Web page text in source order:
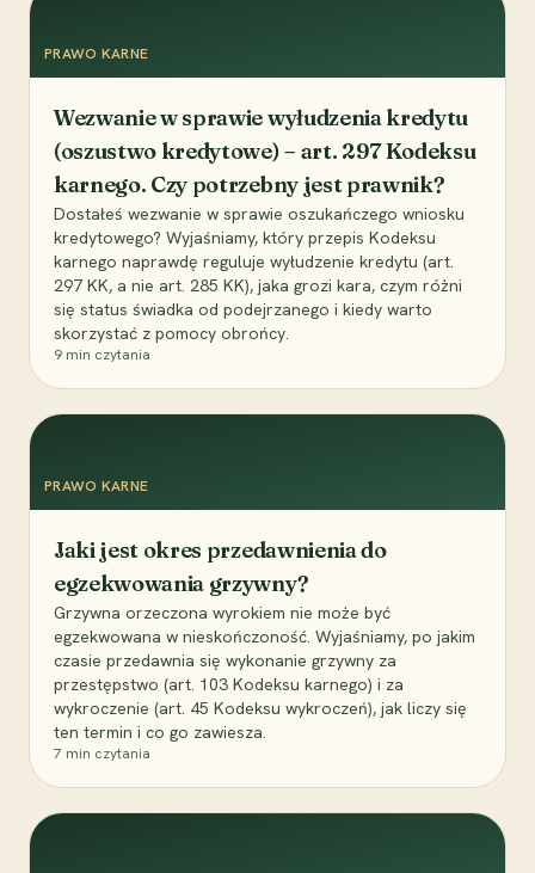
PRAWO KARNE
Wezwanie w sprawie wyłudzenia kredytu
(oszustwo kredytowe) – art. 297 Kodeksu
karnego. Czy potrzebny jest prawnik?
Dostałeś wezwanie w sprawie oszukańczego wniosku
kredytowego? Wyjaśniamy, który przepis Kodeksu
karnego naprawdę reguluje wyłudzenie kredytu (art.
297 KK, a nie art. 285 KK), jaka grozi kara, czym różni
się status świadka od podejrzanego i kiedy warto
skorzystać z pomocy obrońcy.
9 min czytania
PRAWO KARNE
Jaki jest okres przedawnienia do
egzekwowania grzywny?
Grzywna orzeczona wyrokiem nie może być
egzekwowana w nieskończoność. Wyjaśniamy, po jakim
czasie przedawnia się wykonanie grzywny za
przestępstwo (art. 103 Kodeksu karnego) i za
wykroczenie (art. 45 Kodeksu wykroczeń), jak liczy się
ten termin i co go zawiesza.
7 min czytania